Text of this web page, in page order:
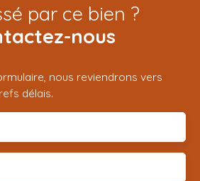
par ce bien ?
nous
nous reviendrons vers
délais.